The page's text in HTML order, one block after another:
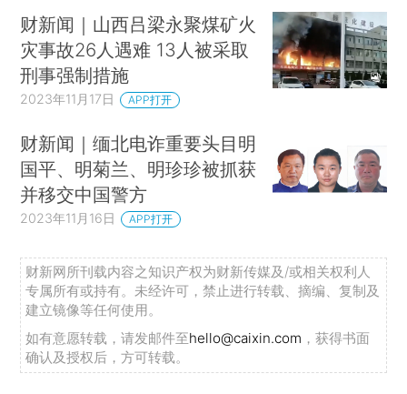
财新闻｜山西吕梁永聚煤矿火
灾事故26人遇难 13人被采取
刑事强制措施
2023年11月17日 APP打开
财新闻｜缅北电诈重要头目明
国平、明菊兰、明珍珍被抓获
并移交中国警方
2023年11月16日 APP打开
财新网所刊载内容之知识产权为财新传媒及/或相关权利人
专属所有或持有。未经许可，禁止进行转载、摘编、复制及
建立镜像等任何使用。
如有意愿转载，请发邮件至hello@caixin.com ，获得书面
确认及授权后，方可转载。